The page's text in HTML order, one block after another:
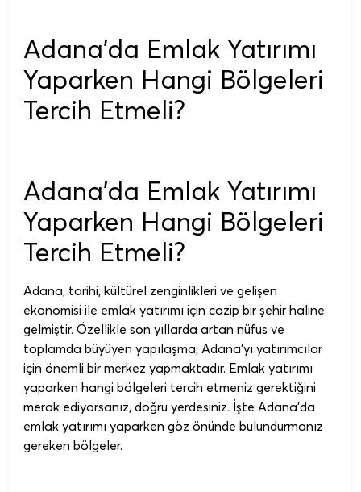
Adana’da Emlak Yatırımı
Yaparken Hangi Bölgeleri
Tercih Etmeli?
Adana’da Emlak Yatırımı
Yaparken Hangi Bölgeleri
Tercih Etmeli?
Adana, tarihi, kültürel zenginlikleri ve gelişen
ekonomisi ile emlak yatırımı için cazip bir şehir haline
gelmiştir. Özellikle son yıllarda artan nüfus ve
toplamda büyüyen yapılaşma, Adana’yı yatırımcılar
için önemli bir merkez yapmaktadır. Emlak yatırımı
yaparken hangi bölgeleri tercih etmeniz gerektiğini
merak ediyorsanız, doğru yerdesiniz. İşte Adana'da
emlak yatırımı yaparken göz önünde bulundurmanız
gereken bölgeler.